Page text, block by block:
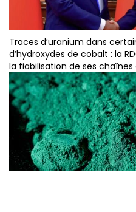
Traces d’uranium dans
d’hydroxydes de cobalt : la
la fiabilisation de ses